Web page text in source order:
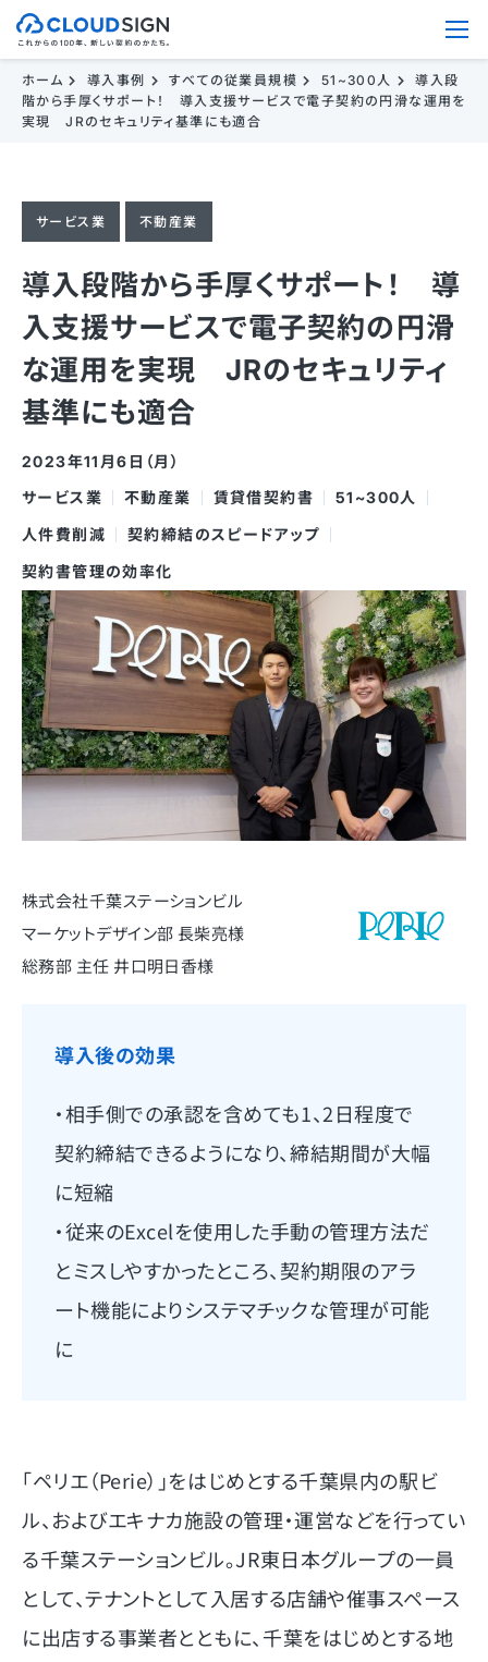
ホーム 導入事例 すべての従業員規模 51~300人
導入段
階から手厚くサポート！ 導入支援サービスで電子契約の円滑な運用を
実現 JRのセキュリティ基準にも適合
サービス業 不動産業
導入段階から手厚くサポート！ 導
入支援サービスで電子契約の円滑
な運用を実現 JRのセキュリティ
基準にも適合
2023年11月6日（月）
サービス業
不動産業 賃貸借契約書
51~300人
人件費削減
契約締結のスピードアップ
契約書管理の効率化
株式会社千葉ステーションビル
マーケットデザイン部 長柴亮様
総務部 主任 井口明日香様
導入後の効果
・相手側での承認を含めても1、2日程度で
契約締結できるようになり、締結期間が大幅
に短縮
・従来のExcelを使用した手動の管理方法だ
とミスしやすかったところ、契約期限のアラ
ート機能によりシステマチックな管理が可能
に
「ペリエ（Perie）」をはじめとする千葉県内の駅ビ
ル、およびエキナカ施設の管理・運営などを行ってい
る千葉ステーションビル。JR東日本グループの一員
として、テナントとして入居する店舗や催事スペース
に出店する事業者とともに、千葉をはじめとする地